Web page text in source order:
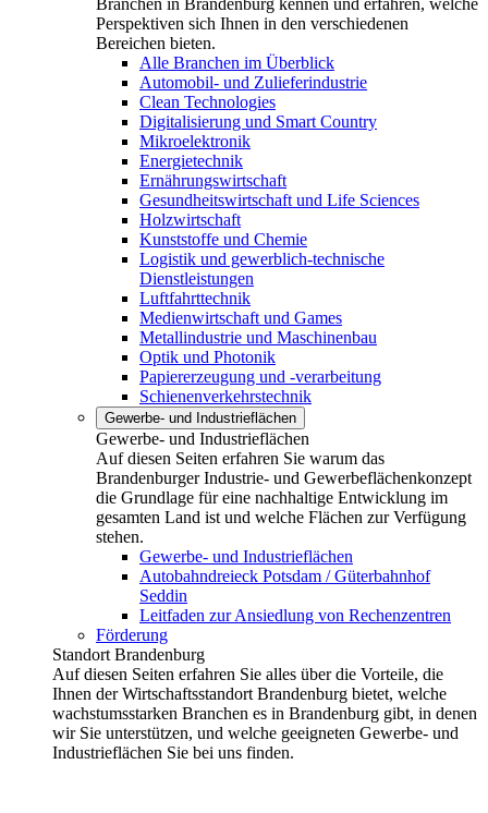
Branchen in Brandenburg kennen und erfahren, welche
Perspektiven sich Ihnen in den verschiedenen
Bereichen bieten.
Alle Branchen im Überblick
Automobil- und Zulieferindustrie
Clean Technologies
Digitalisierung und Smart Country
Mikroelektronik
Energietechnik
Ernährungswirtschaft
Gesundheitswirtschaft und Life Sciences
Holzwirtschaft
Kunststoffe und Chemie
Logistik und gewerblich-technische
Dienstleistungen
Luftfahrttechnik
Medienwirtschaft und Games
Metallindustrie und Maschinenbau
Optik und Photonik
Papiererzeugung und -verarbeitung
Schienenverkehrstechnik
Gewerbe- und Industrieflächen
Gewerbe- und Industrieflächen
Auf diesen Seiten erfahren Sie warum das
Brandenburger Industrie- und Gewerbeflächenkonzept
die Grundlage für eine nachhaltige Entwicklung im
gesamten Land ist und welche Flächen zur Verfügung
stehen.
Gewerbe- und Industrieflächen
Autobahndreieck Potsdam / Güterbahnhof
Seddin
Leitfaden zur Ansiedlung von Rechenzentren
Förderung
Standort Brandenburg
Auf diesen Seiten erfahren Sie alles über die Vorteile, die
Ihnen der Wirtschaftsstandort Brandenburg bietet, welche
wachstumsstarken Branchen es in Brandenburg gibt, in denen
wir Sie unterstützen, und welche geeigneten Gewerbe- und
Industrieflächen Sie bei uns finden.